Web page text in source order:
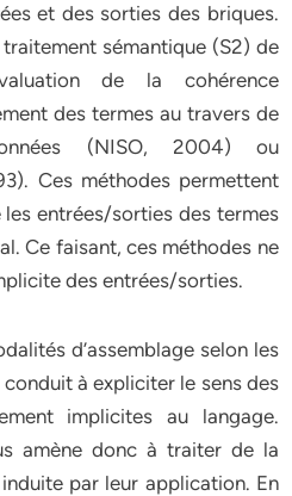
et des sorties des briques.
sémantique (S2) de
de la cohérence
des termes au travers de
(NISO, 2004) ou
Ces méthodes permettent
entrées/sorties des termes
Ce faisant, ces méthodes ne
des entrées/sorties.
d’assemblage selon les
à expliciter le sens des
implicites au langage.
amène donc à traiter de la
par leur application. En